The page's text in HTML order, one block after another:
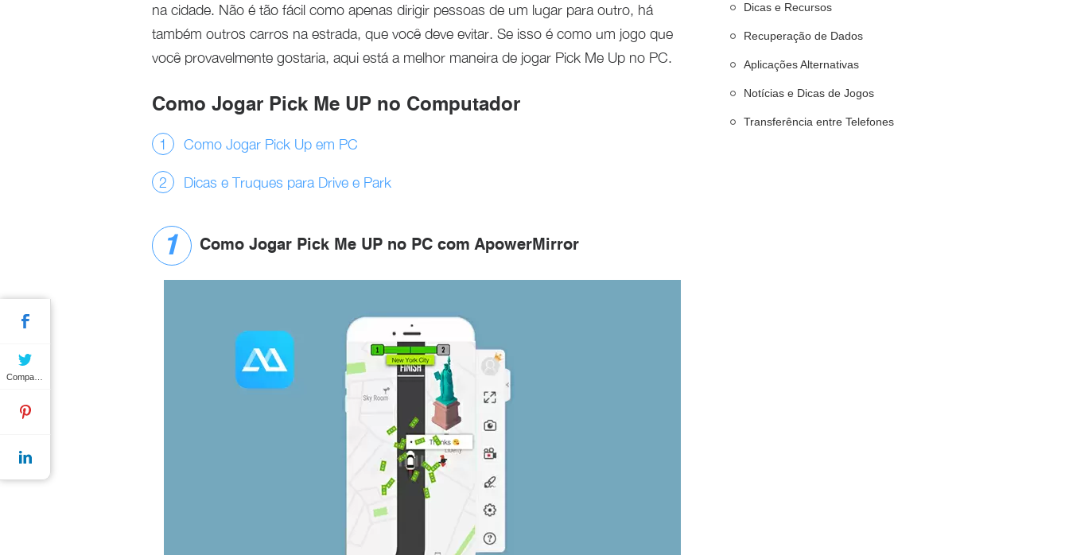
na cidade. Não é tão fácil como apenas dirigir pessoas de um lugar para outro, há
também outros carros na estrada, que você deve evitar. Se isso é como um jogo que
você provavelmente gostaria, aqui está a melhor maneira de jogar Pick Me Up no PC.
Como Jogar Pick Me UP no Computador
Como Jogar Pick Up em PC
Dicas e Truques para Drive e Park
Como Jogar Pick Me UP no PC com ApowerMirror
Dicas e Recursos
Recuperação de Dados
Aplicações Alternativas
Notícias e Dicas de Jogos
Transferência entre Telefones